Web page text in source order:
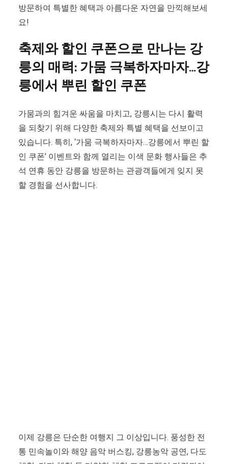
방문하여 특별한 혜택과 아름다운 자연을 만끽해보세
요!
축제와 할인 쿠폰으로 만나는 강
릉의 매력: 가뭄 극복하자마자…강
릉에서 뿌린 할인 쿠폰
가뭄과의 힘겨운 싸움을 마치고, 강릉시는 다시 활력
을 되찾기 위해 다양한 축제와 특별 혜택을 선보이고
있습니다. 특히, ‘가뭄 극복하자마자…강릉에서 뿌린 할
인 쿠폰’ 이벤트와 함께 열리는 이색 문화 행사들은 추
석 연휴 동안 강릉을 방문하는 관광객들에게 잊지 못
할 경험을 선사합니다.
이제 강릉은 단순한 여행지 그 이상입니다. 풍성한 전
통 민속놀이와 해양 음악 버스킹, 강릉농악 공연, 다도